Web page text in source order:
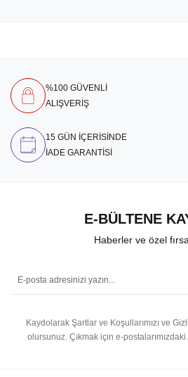
%100 GÜVENLİ
ALIŞVERİŞ
15 GÜN İÇERİSİNDE
İADE GARANTİSİ
E-BÜLTENE
Haberler ve özel
Kaydolarak Şartlar ve Koşullarımızı ve
olursunuz. Çıkmak için e-postalarımızdaki